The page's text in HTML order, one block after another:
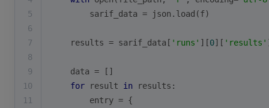
5
        sarif_data = json.load(f)
6
7
    results = sarif_data[
'runs' ][0][ 'results'
8
9
    data = []
10
for result in results:
11
        entry = {